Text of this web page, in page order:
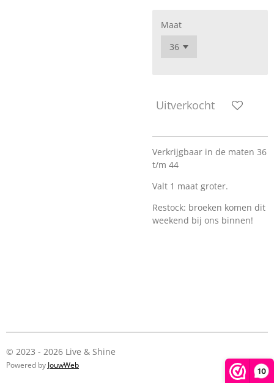
10
Maat
Uitverkocht
Verkrijgbaar in de maten 36
t/m 44
Valt 1 maat groter.
Restock: broeken komen dit
weekend bij ons binnen!
© 2023 - 2026 Live & Shine
Powered by JouwWeb